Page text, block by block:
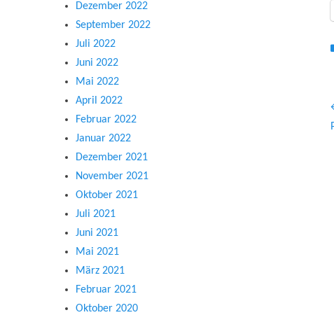
Dezember 2022
September 2022
Juli 2022
Juni 2022
Mai 2022
April 2022
Februar 2022
Januar 2022
Dezember 2021
November 2021
Oktober 2021
Juli 2021
Juni 2021
Mai 2021
März 2021
Februar 2021
Oktober 2020